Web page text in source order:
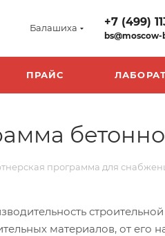
Балашиха +7 (499)
ПРАЙС
программа для
материалов, от его